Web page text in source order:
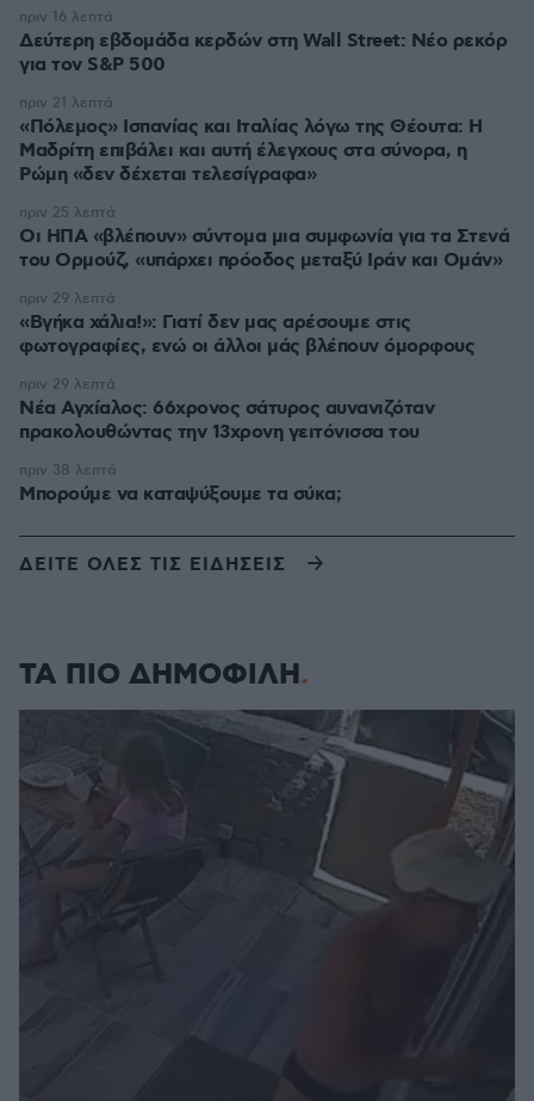
Δεύτερη εβδομάδα κερδών στη Wall Street: Νέο ρεκόρ
για τον S&P 500
πριν 16 λεπτά
«Πόλεμος» Ισπανίας και Ιταλίας λόγω της Θέουτα: Η
Μαδρίτη επιβάλει και αυτή έλεγχους στα σύνορα, η
Ρώμη «δεν δέχεται τελεσίγραφα»
πριν 21 λεπτά
Οι ΗΠΑ «βλέπουν» σύντομα μια συμφωνία για τα Στενά
του Ορμούζ, «υπάρχει πρόοδος μεταξύ Ιράν και Ομάν»
πριν 25 λεπτά
«Βγήκα χάλια!»: Γιατί δεν μας αρέσουμε στις
φωτογραφίες, ενώ οι άλλοι μάς βλέπουν όμορφους
πριν 29 λεπτά
Νέα Αγχίαλος: 66χρονος σάτυρος αυνανιζόταν
πρακολουθώντας την 13χρονη γειτόνισσα του
πριν 29 λεπτά
Μπορούμε να καταψύξουμε τα σύκα;
πριν 38 λεπτά
ΔΕΙΤΕ ΟΛΕΣ ΤΙΣ ΕΙΔΗΣΕΙΣ
ΤΑ ΠΙΟ ΔΗΜΟΦΙΛΗ